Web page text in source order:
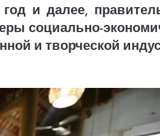
и далее,
социально-
и творческой